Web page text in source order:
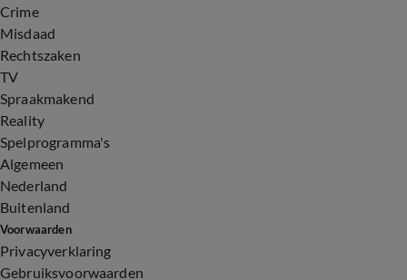
Crime
Misdaad
Rechtszaken
TV
Spraakmakend
Reality
Spelprogramma's
Algemeen
Nederland
Buitenland
Voorwaarden
Privacyverklaring
Gebruiksvoorwaarden